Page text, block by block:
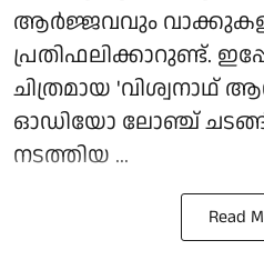
ആർജ്ജവവും
പ്രതിഫലിക്കാറുണ്ട്.
ചിത്രമായ
ഓഡിയോ ലോഞ്ച്
നടത്തിയ ...
Read